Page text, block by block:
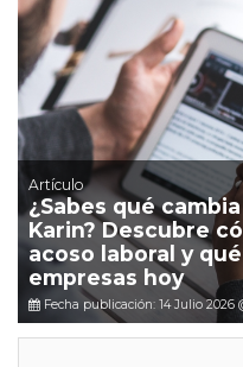
Artículo
¿Sabes qué
Karin? Descubre
acoso laboral y
empresas hoy
Fecha publicación: 14 Julio 2026